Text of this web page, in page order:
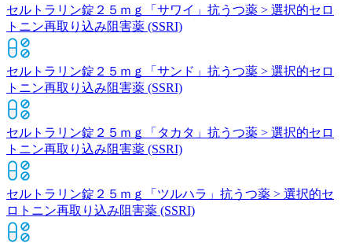
セルトラリン錠２５ｍｇ「サワイ」 抗うつ薬 > 選択的セロ
トニン再取り込み阻害薬 (SSRI)
セルトラリン錠２５ｍｇ「サンド」 抗うつ薬 > 選択的セロ
トニン再取り込み阻害薬 (SSRI)
セルトラリン錠２５ｍｇ「タカタ」 抗うつ薬 > 選択的セロ
トニン再取り込み阻害薬 (SSRI)
セルトラリン錠２５ｍｇ「ツルハラ」 抗うつ薬 > 選択的セ
ロトニン再取り込み阻害薬 (SSRI)